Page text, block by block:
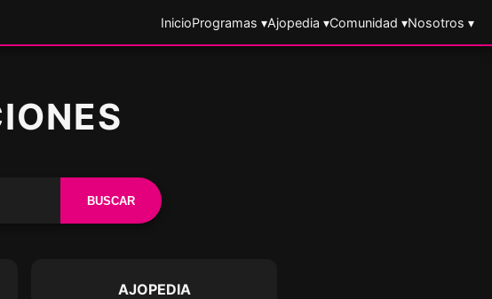
InicioProgramas ▾Ajopedia ▾Comunidad ▾Nosotros ▾
BUSCAR
AJOPEDIA